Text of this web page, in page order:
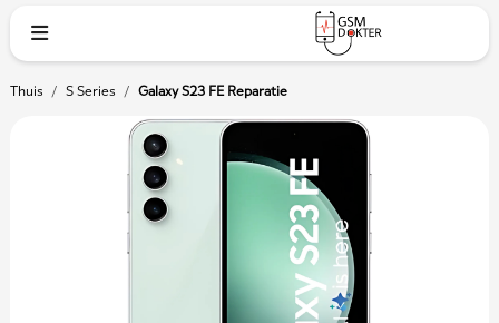
Thuis / S Series / Galaxy S23 FE Reparatie